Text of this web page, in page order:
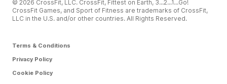
© 2026 CrossFit, LLC. CrossFit, Fittest on Earth, 3...2...1...Go!
CrossFit Games, and Sport of Fitness are trademarks of CrossFit,
LLC in the U.S. and/or other countries. All Rights Reserved.
Terms & Conditions
Privacy Policy
Cookie Policy